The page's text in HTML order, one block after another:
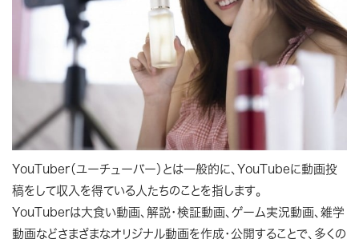
YouTuber（ユーチューバー）とは一般的に、YouTubeに動画投
稿をして収入を得ている人たちのことを指します。
YouTuberは大食い動画、解説・検証動画、ゲーム実況動画、雑学
動画などさまざまなオリジナル動画を作成・公開することで、多くの